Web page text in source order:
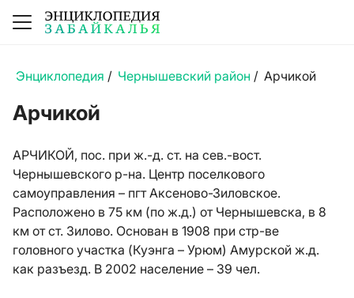
Энциклопедия / Чернышевский район / Арчикой
Арчикой
АРЧИКОЙ, пос. при ж.-д. ст. на сев.-вост.
Чернышевского р-на. Центр поселкового
самоуправления – пгт Аксеново-Зиловское.
Расположено в 75 км (по ж.д.) от Чернышевска, в 8
км от ст. Зилово. Основан в 1908 при стр-ве
головного участка (Куэнга – Урюм) Амурской ж.д.
как разъезд. В 2002 население – 39 чел.